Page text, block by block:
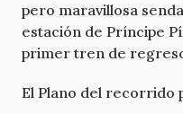
pero maravillosa
estación de Príncipe
primer tren de
El Plano del recorrido